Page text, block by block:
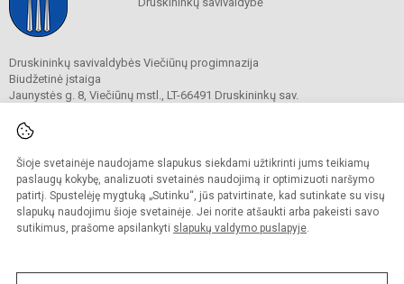
Šioje svetainėje naudojame slapukus siekdami užtikrinti jums teikiamų
paslaugų kokybę, analizuoti svetainės naudojimą ir optimizuoti naršymo
patirtį. Spustelėję mygtuką „Sutinku“, jūs patvirtinate, kad sutinkate su visų
slapukų naudojimu šioje svetainėje. Jei norite atšaukti arba pakeisti savo
sutikimus, prašome apsilankyti slapukų valdymo puslapyje.
Druskininkų savivaldybės Viečiūnų progimnazija
Biudžetinė įstaiga
Jaunystės g. 8, Viečiūnų mstl., LT-66491 Druskininkų sav.
El. p.
Duomenys kaupiami ir saugomi
Juridinių asmenų registre
Įstaigos kodas 190108418
El. pristatymo dėžutės adresas 190108418
Kopijuoti turinį be raštiško progimnazijos sutikimo griežtai draudžiama.